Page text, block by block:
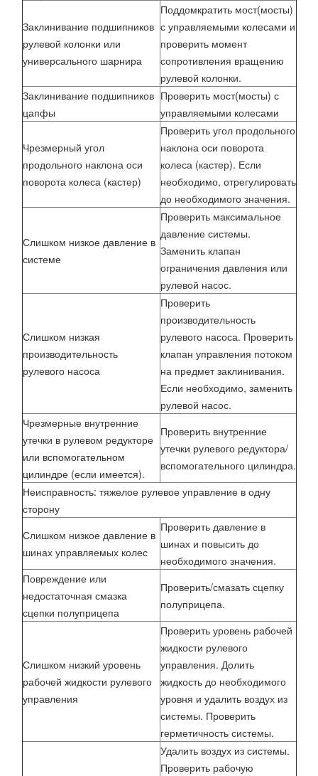
Заклинивание подшипников
рулевой колонки или
универсального шарнира
Поддомкратить мост(мосты)
с управляемыми колесами и
проверить момент
сопротивления вращению
рулевой колонки.
Заклинивание подшипников
цапфы
Проверить мост(мосты) с
управляемыми колесами
Чрезмерный угол
продольного наклона оси
поворота колеса (кастер)
Проверить угол продольного
наклона оси поворота
колеса (кастер). Если
необходимо, отрегулировать
до необходимого значения.
Слишком низкое давление в
системе
Проверить максимальное
давление системы.
Заменить клапан
ограничения давления или
рулевой насос.
Слишком низкая
производительность
рулевого насоса
Проверить
производительность
рулевого насоса. Проверить
клапан управления потоком
на предмет заклинивания.
Если необходимо, заменить
рулевой насос.
Чрезмерные внутренние
утечки в рулевом редукторе
или вспомогательном
цилиндре (если имеется).
Проверить внутренние
утечки рулевого редуктора/
вспомогательного цилиндра.
Неисправность: тяжелое рулевое управление в одну
сторону
Слишком низкое давление в
шинах управляемых колес
Проверить давление в
шинах и повысить до
необходимого значения.
Повреждение или
недостаточная смазка
сцепки полуприцепа
Проверить/смазать сцепку
полуприцепа.
Слишком низкий уровень
рабочей жидкости рулевого
управления
Проверить уровень рабочей
жидкости рулевого
управления. Долить
жидкость до необходимого
уровня и удалить воздух из
системы. Проверить
герметичность системы.
Удалить воздух из системы.
Проверить рабочую